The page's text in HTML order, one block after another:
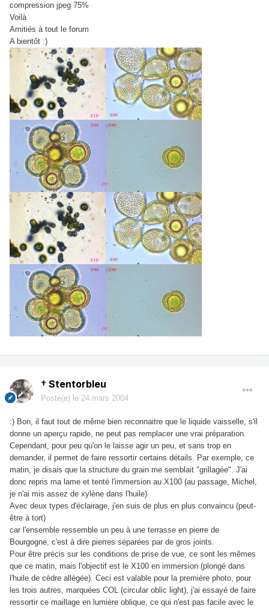
compression jpeg 75%
Voilà
Amitiés à tout le forum
A bientôt :)
† Stentorbleu
Posté(e) le 24 mars 2004
:) Bon, il faut tout de même bien reconnaitre que le liquide vaisselle, s'il
donne un aperçu rapide, ne peut pas remplacer une vrai préparation.
Cependant, pour peu qu'on le laisse agir un peu, et sans trop en
demander, il permet de faire ressortir certains détails. Par exemple, ce
matin, je disais que la structure du grain me semblait "grillagée". J'ai
donc repris ma lame et tenté l'immersion au X100 (au passage, Michel,
je n'ai mis assez de xylène dans l'huile)
Avec deux types d'éclairage, j'en suis de plus en plus convaincu (peut-
être à tort)
car l'ensemble ressemble un peu à une terrasse en pierre de
Bourgogne, c'est à dire pierres séparées par de gros joints.
Pour être précis sur les conditions de prise de vue, ce sont les mêmes
que ce matin, mais l'objectif est le X100 en immersion (plongé dans
l'huile de cèdre allégée). Ceci est valable pour la première photo, pour
les trois autres, marquées COL (circular oblic light), j'ai essayé de faire
ressortir ce maillage en lumière oblique, ce qui n'est pas facile avec le